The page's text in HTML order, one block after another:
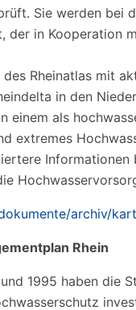
Sie werden bei
der in Kooperation
Rheinatlas mit
in den
einem als
extremes
Informationen
archiv/
Rhein
1995 haben die